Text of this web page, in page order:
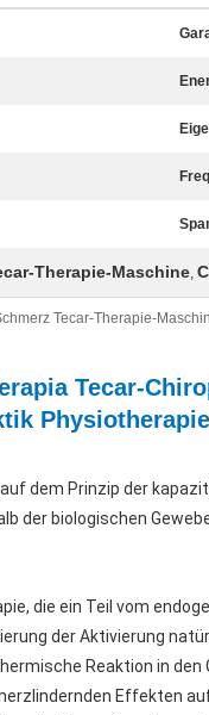
Therapie-Maschine,
Tecar-Therapie-
Tecar-
dem Prinzip der
der biologischen
die ein Teil vom
der Aktivierung
Reaktion in
Effekten